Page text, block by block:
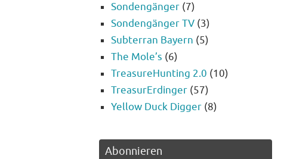
Sondengänger (7)
Sondengänger TV (3)
Subterran Bayern (5)
The Mole’s (6)
TreasureHunting 2.0 (10)
TreasurErdinger (57)
Yellow Duck Digger (8)
Abonnieren